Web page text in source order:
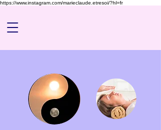
https://www.instagram.com/marieclaude.etresoi/?hl=fr